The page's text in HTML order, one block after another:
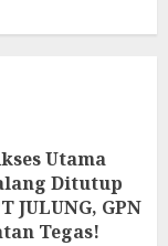
Utama
Ditutup
JULUNG, GPN
Tegas!